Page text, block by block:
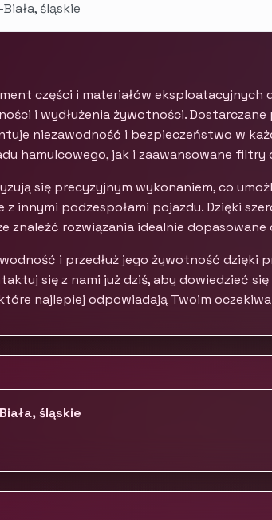
śląskie
części i materiałów eksploatacyjnych
i wydłużenia żywotności.
niezawodność i bezpieczeństwo w
hamulcowego, jak i zaawansowane filtry
się precyzyjnym wykonaniem, co
z innymi podzespołami pojazdu. Dzięki
znaleźć rozwiązania idealnie
i przedłuż jego żywotność dzięki
się z nami już dziś, aby dowiedzieć
najlepiej odpowiadają Twoim
śląskie